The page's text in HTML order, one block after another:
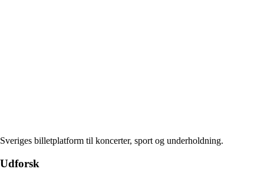
Sveriges billetplatform til koncerter, sport og underholdning.
Udforsk